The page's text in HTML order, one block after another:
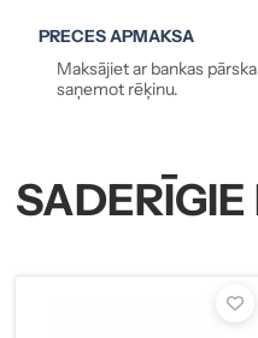
PRECES APMAKSA
Maksājiet ar bankas
saņemot rēķinu.